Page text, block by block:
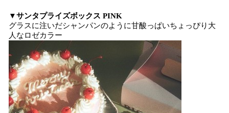
▼サンタプライズボックス PINK
グラスに注いだシャンパンのように甘酸っぱいちょっぴり大
人なロゼカラー